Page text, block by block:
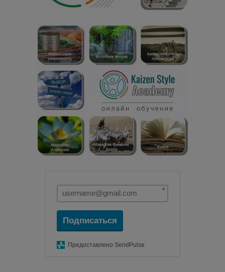
*
Подписаться
Предоставлено SendPulse